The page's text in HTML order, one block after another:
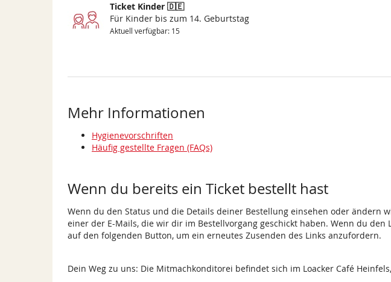
Ticket Kinder 🇩🇪
Für Kinder bis zum 14. Geburtstag
Aktuell verfügbar: 15
Mehr Informationen
Hygienevorschriften
Häufig gestellte Fragen (FAQs)
Wenn du bereits ein Ticket bestellt hast
Wenn du den Status und die Details deiner Bestellung einsehen oder ändern
einer der E-Mails, die wir dir im Bestellvorgang geschickt haben. Wenn du den
auf den folgenden Button, um ein erneutes Zusenden des Links anzufordern.
Dein Weg zu uns: Die Mitmachkonditorei befindet sich im Loacker Café